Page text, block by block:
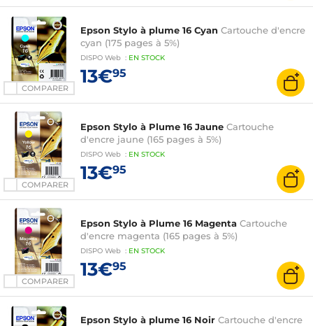
COMPARER
Epson Stylo à plume 16 Cyan Cartouche d'encre
cyan (175 pages à 5%)
DISPO Web : EN STOCK
13€95
COMPARER
Epson Stylo à Plume 16 Jaune Cartouche
d'encre jaune (165 pages à 5%)
DISPO Web : EN STOCK
13€95
COMPARER
Epson Stylo à Plume 16 Magenta Cartouche
d'encre magenta (165 pages à 5%)
DISPO Web : EN STOCK
13€95
Epson Stylo à plume 16 Noir Cartouche d'encre